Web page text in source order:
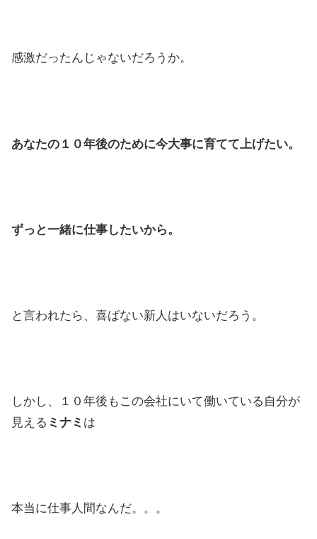
感激だったんじゃないだろうか。
あなたの１０年後のために今大事に育てて上げたい。
ずっと一緒に仕事したいから。
と言われたら、喜ばない新人はいないだろう。
しかし、１０年後もこの会社にいて働いている自分が
見える ミナミ は
本当に仕事人間なんだ。。。